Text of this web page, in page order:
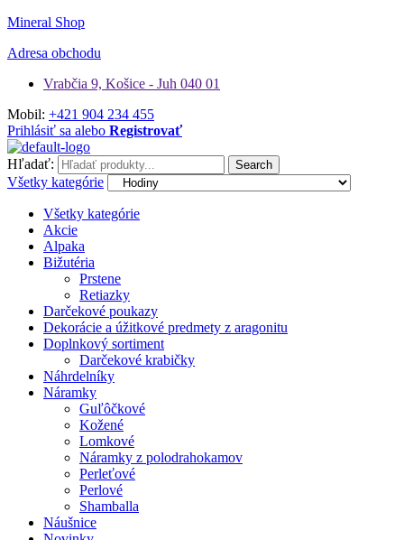
Mineral Shop
Adresa obchodu
Vrabčia 9, Košice - Juh 040 01
Mobil: +421 904 234 455
Prihlásiť sa alebo Registrovať
Hľadať: Search
Všetky kategórie
Všetky kategórie
Akcie
Alpaka
Bižutéria
Prstene
Retiazky
Darčekové poukazy
Dekorácie a úžitkové predmety z aragonitu
Doplnkový sortiment
Darčekové krabičky
Náhrdelníky
Náramky
Guľôčkové
Kožené
Lomkové
Náramky z polodrahokamov
Perleťové
Perlové
Shamballa
Náušnice